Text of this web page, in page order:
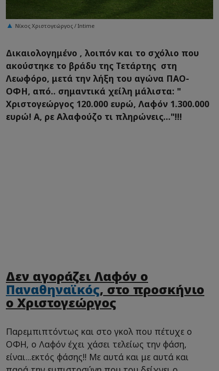
Νίκος Χριστογεώργος / Intime
Δικαιολογημένο , λοιπόν και το σχόλιο που
ακούστηκε το βράδυ της Τετάρτης στη
Λεωφόρο, μετά την λήξη του αγώνα ΠΑΟ-
ΟΦΗ, από.. σημαντικά χείλη μάλιστα: "
Χριστογεώργος 120.000 ευρώ, Λαφόν 1.300.000
ευρώ! Α, ρε Αλαφούζο τι πληρώνεις..."!!!
Δεν αγοράζει Λαφόν ο
Παναθηναϊκός, στο προσκήνιο
ο Χριστογεώργος
Παρεμπιπτόντως και στο γκολ που πέτυχε ο
ΟΦΗ, ο Λαφόν έχει χάσει τελείως την φάση,
είναι...εκτός φάσης!! Με αυτά και με αυτά και